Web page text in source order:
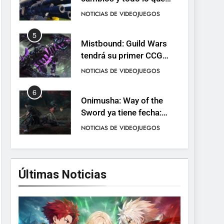
llega con el lanzamiento
NOTICIAS DE VIDEOJUEGOS
5
Mistbound: Guild Wars
tendrá su primer CCG
digital para PC y móviles
NOTICIAS DE VIDEOJUEGOS
6
Onimusha: Way of the
Sword ya tiene fecha:
Capcom lanza demo
NOTICIAS DE VIDEOJUEGOS
7
No Rest for the Wicked
confirma su versión 1.0
para octubre en PS5 y PC
NOTICIAS DE VIDEOJUEGOS
8
Stuntman: Hollywood
Últimas Noticias